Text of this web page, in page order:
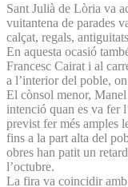
Sant Julià de Lòria va
vuitantena de parades
calçat, regals,
En aquesta ocasió
Francesc Cairat i al
a l’interior del poble,
El cònsol menor,
intenció quan es va fer
previst fer més amples
fins a la part alta del
obres han patit un
l’octubre.
La fira va coincidir amb